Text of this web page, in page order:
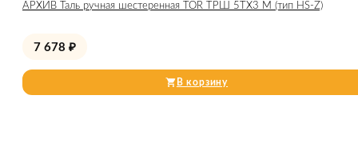
АРХИВ Таль ручная шестеренная TOR ТРШ 5ТХ3 М (тип HS-Z)
7 678 ₽
В корзину